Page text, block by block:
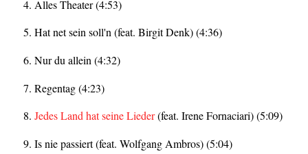
Alles Theater (4:53)
Hat net sein soll'n (feat. Birgit Denk) (4:36)
Nur du allein (4:32)
Regentag (4:23)
Jedes Land hat seine Lieder(feat. Irene Fornaciari) (5:09)
Is nie passiert (feat. Wolfgang Ambros) (5:04)